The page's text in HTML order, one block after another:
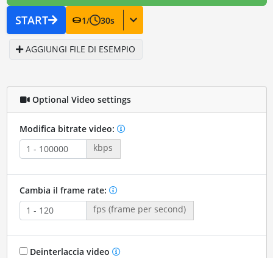
START 1/ 30s
AGGIUNGI FILE DI ESEMPIO
Optional Video settings
Modifica bitrate video:
kbps
Cambia il frame rate:
fps (frame per second)
Deinterlaccia video